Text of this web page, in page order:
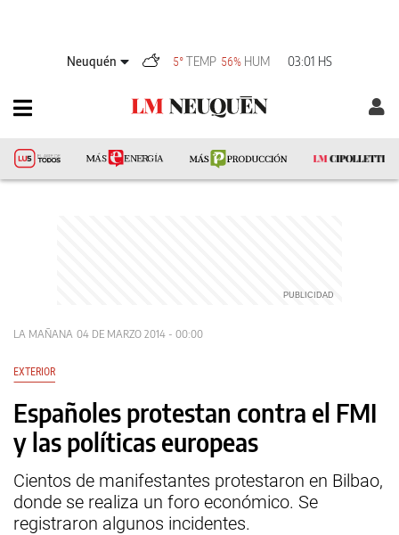
Neuquén 5°TEMP 56% HUM 03:01 HS
LA MAÑANA 04 DE MARZO 2014 - 00:00
EXTERIOR
Españoles protestan contra el FMI
y las políticas europeas
Cientos de manifestantes protestaron en Bilbao,
donde se realiza un foro económico. Se
registraron algunos incidentes.